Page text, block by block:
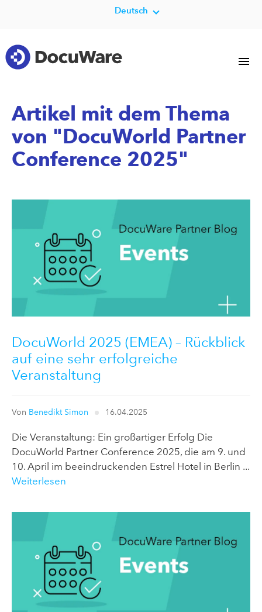
Deutsch
Artikel mit dem Thema
von "DocuWorld Partner
Conference 2025"
DocuWorld 2025 (EMEA) – Rückblick
auf eine sehr erfolgreiche
Veranstaltung
Von Benedikt Simon 16.04.2025
Die Veranstaltung: Ein großartiger Erfolg Die
DocuWorld Partner Conference 2025, die am 9. und
10. April im beeindruckenden Estrel Hotel in Berlin ...
Weiterlesen